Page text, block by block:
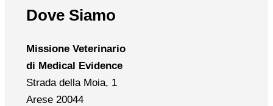
Dove Siamo
Missione Veterinario
di Medical Evidence
Strada della Moia, 1
Arese 20044